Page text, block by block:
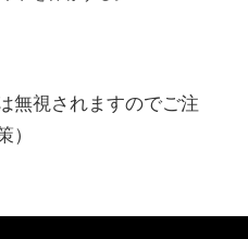
無視されますのでご注